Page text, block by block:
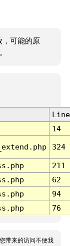
，可能的原
Line
14
324
211
62
94
76
带来的访问不便我